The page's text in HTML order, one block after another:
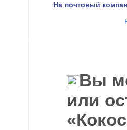
На почтовый
Вы
или